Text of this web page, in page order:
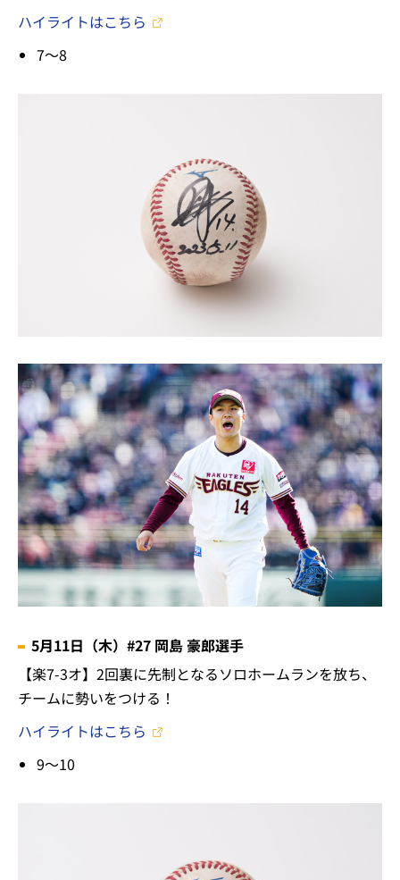
ハイライトはこちら
7～8
5月11日（木）#27 岡島 豪郎選手
【楽7-3オ】2回裏に先制となるソロホームランを放ち、
チームに勢いをつける！
ハイライトはこちら
9～10